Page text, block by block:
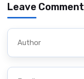
Leave Comment